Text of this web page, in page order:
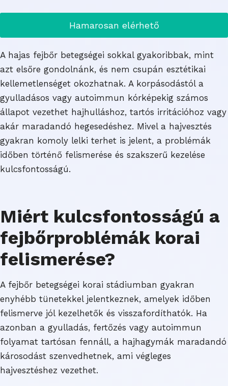
Hamarosan elérhető
A hajas fejbőr betegségei sokkal gyakoribbak, mint
azt elsőre gondolnánk, és nem csupán esztétikai
kellemetlenséget okozhatnak. A korpásodástól a
gyulladásos vagy autoimmun kórképekig számos
állapot vezethet hajhulláshoz, tartós irritációhoz vagy
akár maradandó hegesedéshez. Mivel a hajvesztés
gyakran komoly lelki terhet is jelent, a problémák
időben történő felismerése és szakszerű kezelése
kulcsfontosságú.
Miért kulcsfontosságú a
fejbőrproblémák korai
felismerése?
A fejbőr betegségei korai stádiumban gyakran
enyhébb tünetekkel jelentkeznek, amelyek időben
felismerve jól kezelhetők és visszafordíthatók. Ha
azonban a gyulladás, fertőzés vagy autoimmun
folyamat tartósan fennáll, a hajhagymák maradandó
károsodást szenvedhetnek, ami végleges
hajvesztéshez vezethet.